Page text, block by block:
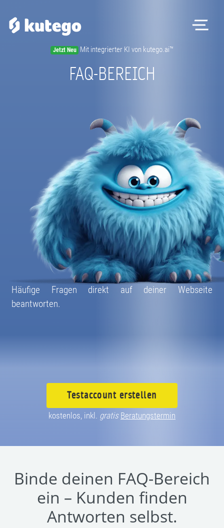
Jetzt Neu Mit integrierter KI von kutego.ai™
FAQ-BEREICH
Häufige Fragen direkt auf deiner Webseite
beantworten.
Testaccount erstellen
kostenlos, inkl. gratis Beratungstermin
Binde deinen FAQ-Bereich
ein – Kunden finden
Antworten selbst.
Software
Hardware
Kontakt
Magazin
Registrieren
Beratungstermin
08004003055